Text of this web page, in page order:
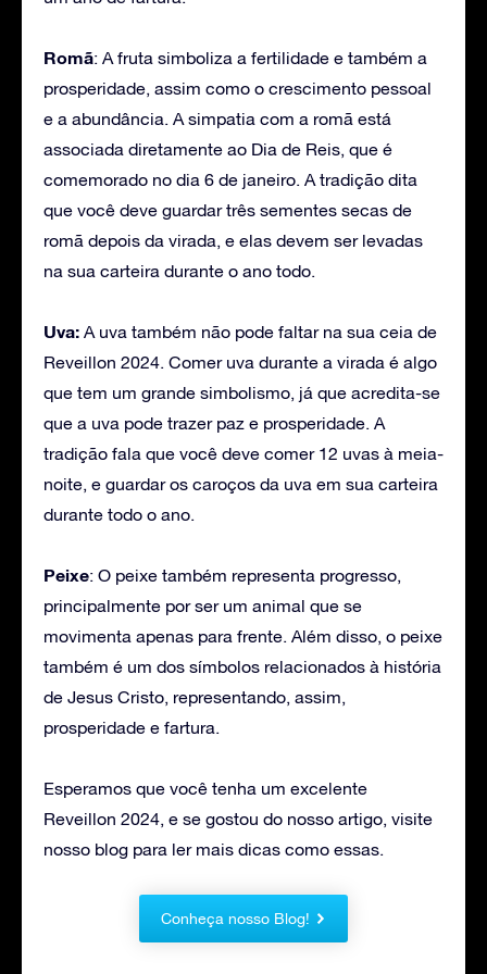
Romã: A fruta simboliza a fertilidade e também a
prosperidade, assim como o crescimento pessoal
e a abundância. A simpatia com a romã está
associada diretamente ao Dia de Reis, que é
comemorado no dia 6 de janeiro. A tradição dita
que você deve guardar três sementes secas de
romã depois da virada, e elas devem ser levadas
na sua carteira durante o ano todo.
Uva: A uva também não pode faltar na sua ceia de
Reveillon 2024. Comer uva durante a virada é algo
que tem um grande simbolismo, já que acredita-se
que a uva pode trazer paz e prosperidade. A
tradição fala que você deve comer 12 uvas à meia-
noite, e guardar os caroços da uva em sua carteira
durante todo o ano.
Peixe: O peixe também representa progresso,
principalmente por ser um animal que se
movimenta apenas para frente. Além disso, o peixe
também é um dos símbolos relacionados à história
de Jesus Cristo, representando, assim,
prosperidade e fartura.
Esperamos que você tenha um excelente
Reveillon 2024, e se gostou do nosso artigo, visite
nosso blog para ler mais dicas como essas.
Conheça nosso Blog!